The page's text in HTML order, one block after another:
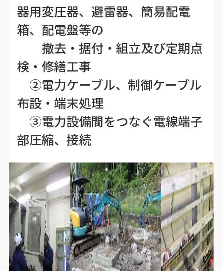
器用変圧器、避雷器、簡易配電
箱、配電盤等の
撤去・据付・組立及び定期点
検・修繕工事
②電力ケーブル、制御ケーブル
布設・端末処理
③電力設備間をつなぐ電線端子
部圧縮、接続